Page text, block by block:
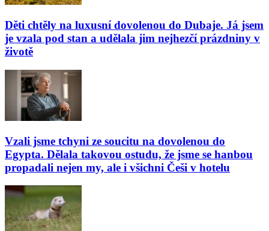
Děti chtěly na luxusní dovolenou do Dubaje. Já jsem
je vzala pod stan a udělala jim nejhezčí prázdniny v
životě
Vzali jsme tchyni ze soucitu na dovolenou do
Egypta. Dělala takovou ostudu, že jsme se hanbou
propadali nejen my, ale i všichni Češi v hotelu